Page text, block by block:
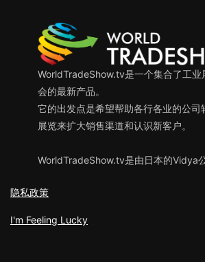
WorldTradeShow.tv是一个集合了工业
会的最新产品。
它的出发点是希望帮助各行各业的公司
展览来扩大销售渠道和认识新客户。
WorldTradeShow.tv是由日本的Vidya
隐私政策
I'm Feeling Lucky